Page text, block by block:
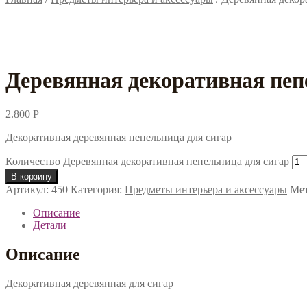
Деревянная декоративная
2.800 Р
Декоративная деревянная пепельница для сигар
Количество Деревянная декоративная пепельница для сигар
В корзину
Артикул: 450 Категория: Предметы интерьера и аксессуары
Описание
Детали
Описание
Декоративная деревянная для сигар